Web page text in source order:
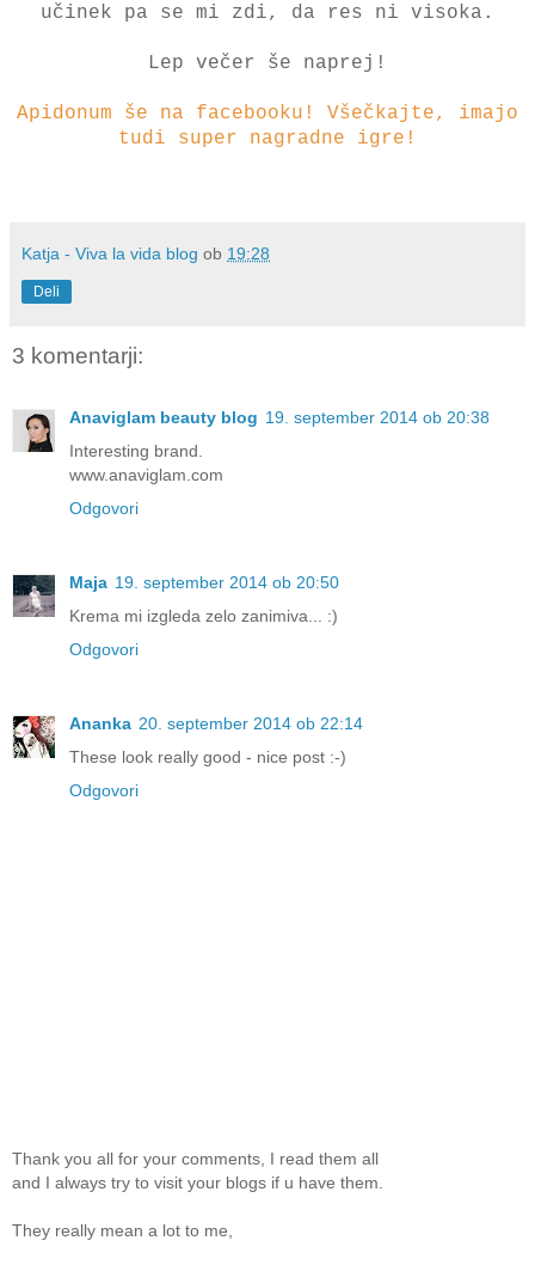
učinek pa se mi zdi, da res ni visoka.
Lep večer še naprej!
Apidonum še na facebooku! Všečkajte, imajo
tudi super nagradne igre!
Katja - Viva la vida blog ob 19:28
Deli
3 komentarji:
Anaviglam beauty blog 19. september 2014 ob 20:38
Interesting brand.
www.anaviglam.com
Odgovori
Maja 19. september 2014 ob 20:50
Krema mi izgleda zelo zanimiva... :)
Odgovori
Ananka 20. september 2014 ob 22:14
These look really good - nice post :-)
Odgovori
Thank you all for your comments, I read them all
and I always try to visit your blogs if u have them.
They really mean a lot to me,